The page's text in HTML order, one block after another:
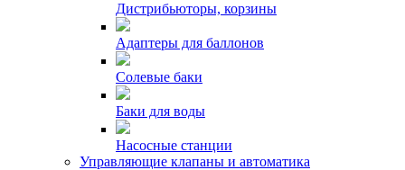
Дистрибьюторы, корзины
Адаптеры для баллонов
Солевые баки
Баки для воды
Насосные станции
Управляющие клапаны и автоматика